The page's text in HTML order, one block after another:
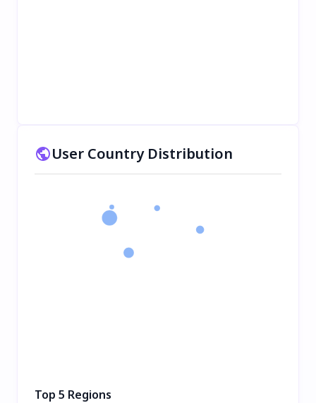
User Country Distribution
Top 5 Regions